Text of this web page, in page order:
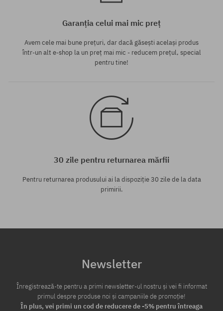
Garanția celui mai mic preț
Avem cele mai bune prețuri, dar dacă găsești același produs
într-un alt e-shop la un preț mai mic - reducem prețul, special
pentru tine!
30 zile pentru returnarea mărfii
Pentru returnarea produsului ai la dispoziție 30 zile de la data
primirii.
Newsletter
Înregistrează-te pentru a primi newsletter-ul nostru și vei fi informat
primul despre produse noi și campaniile de promoție!
În plus, vei primi un cod de reducere de -5% pentru întreaga